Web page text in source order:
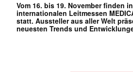
Vom 16. bis 19. November finden
internationalen Leitmessen
statt. Aussteller aus aller Welt
neuesten Trends und